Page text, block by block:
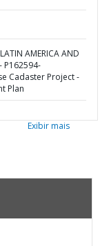
AMERICA AND
P162594-
Cadaster Project -
Plan
Exibir mais